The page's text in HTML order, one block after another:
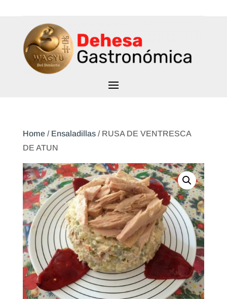
Home/ Ensaladillas/ RUSA DE VENTRESCA
DE ATUN